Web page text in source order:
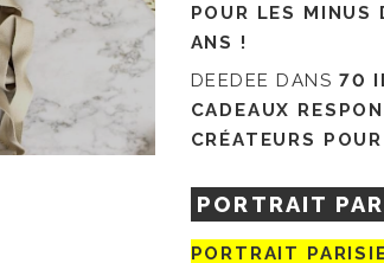
POUR LES MINUS
ANS !
DEEDEE DANS 70
CADEAUX
CRÉATEURS
PORTRAIT
PORTRAIT